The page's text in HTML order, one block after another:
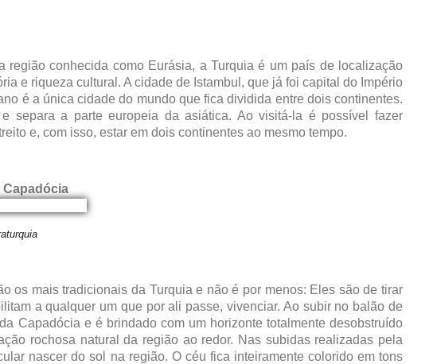
região conhecida como Eurásia, a Turquia é um país de localização
e riqueza cultural. A cidade de Istambul, que já foi capital do Império
é a única cidade do mundo que fica dividida entre dois continentes.
separa a parte europeia da asiática. Ao visitá-la é possível fazer
e, com isso, estar em dois continentes ao mesmo tempo.
Capadócia
os mais tradicionais da Turquia e não é por menos: Eles são de tirar
a qualquer um que por ali passe, vivenciar. Ao subir no balão de
Capadócia e é brindado com um horizonte totalmente desobstruído
rochosa natural da região ao redor. Nas subidas realizadas pela
nascer do sol na região. O céu fica inteiramente colorido em tons